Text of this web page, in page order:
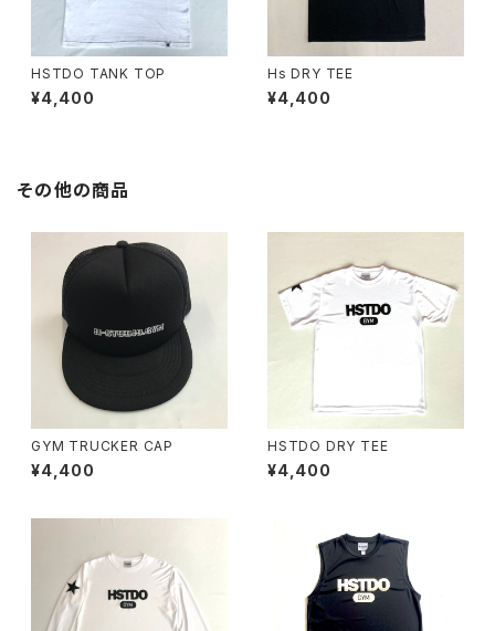
HSTDO TANK TOP
¥4,400
Hs DRY TEE
¥4,400
その他の商品
GYM TRUCKER CAP
¥4,400
HSTDO DRY TEE
¥4,400